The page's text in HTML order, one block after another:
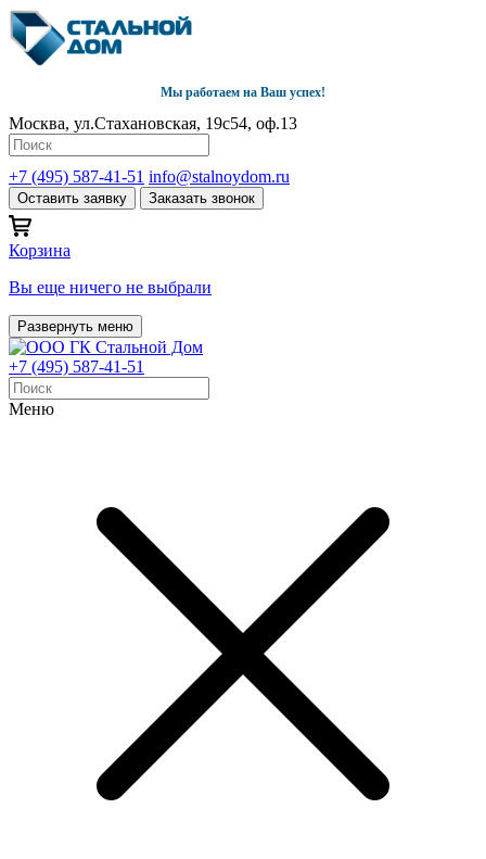
Мы работаем на Ваш успех!
Москва, ул.Стахановская, 19с54, оф.13
+7 (495) 587-41-51 info@stalnoydom.ru
Оставить заявку Заказать звонок
Корзина
Вы еще ничего не выбрали
Развернуть меню
+7 (495) 587-41-51
Меню